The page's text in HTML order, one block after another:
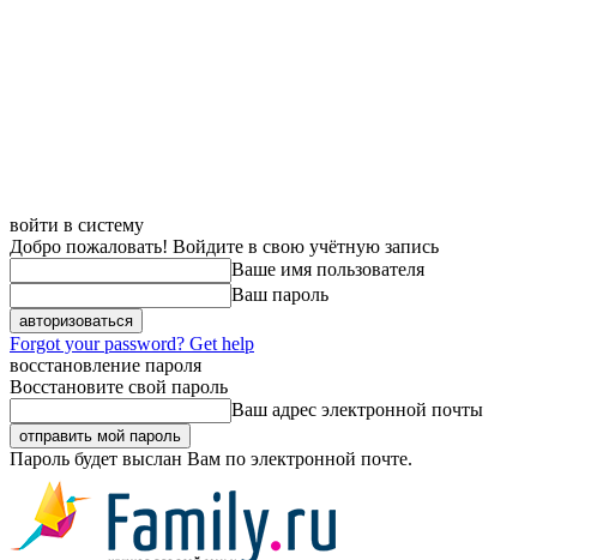
войти в систему
Добро пожаловать! Войдите в свою учётную запись
Ваше имя пользователя
Ваш пароль
Forgot your password? Get help
восстановление пароля
Восстановите свой пароль
Ваш адрес электронной почты
Пароль будет выслан Вам по электронной почте.